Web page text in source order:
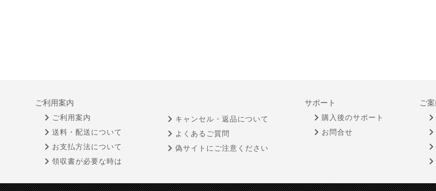
ご利用案内
ご利用案内
送料・配送について
お支払方法について
領収書が必要な時は
キャンセル・返品について
よくあるご質問
偽サイトにご注意ください
サポート
購入後のサポート
お問合せ
ご